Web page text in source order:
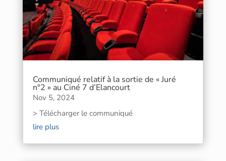
Communiqué relatif à la sortie de « Juré
n°2 » au Ciné 7 d’Elancourt
Nov 5, 2024
> Télécharger le communiqué
lire plus